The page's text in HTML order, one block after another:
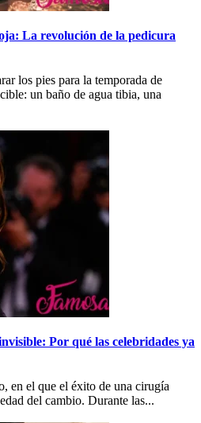
La revolución de la pedicura
los pies para la temporada de
un baño de agua tibia, una
Por qué las celebridades ya
en el que el éxito de una cirugía
del cambio. Durante las...